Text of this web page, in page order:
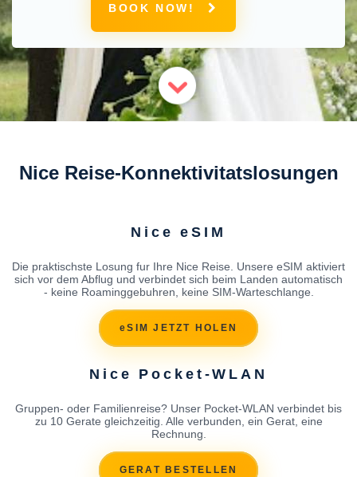
BOOK NOW!
Nice Reise-Konnektivitatslosungen
Nice eSIM
Die praktischste Losung fur Ihre Nice Reise. Unsere eSIM aktiviert
sich vor dem Abflug und verbindet sich beim Landen automatisch
- keine Roaminggebuhren, keine SIM-Warteschlange.
eSIM JETZT HOLEN
Nice Pocket-WLAN
Gruppen- oder Familienreise? Unser Pocket-WLAN verbindet bis
zu 10 Gerate gleichzeitig. Alle verbunden, ein Gerat, eine
Rechnung.
GERAT BESTELLEN